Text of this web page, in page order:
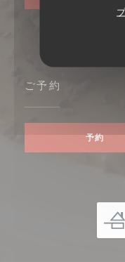
ご予約
予約